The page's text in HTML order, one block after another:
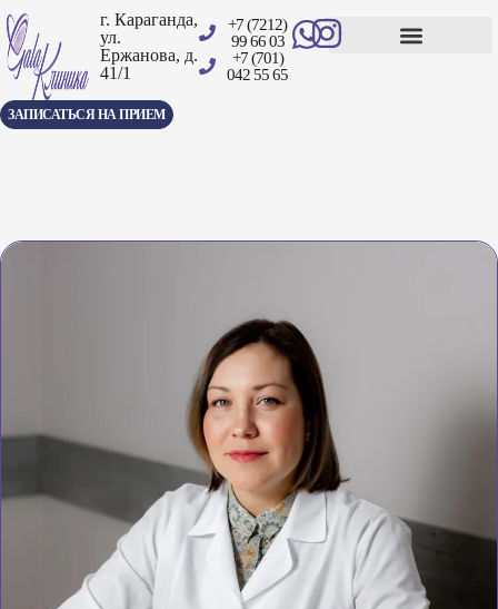
г. Караганда,
ул.
Ержанова, д.
41/1
+7 (7212)
99 66 03
+7 (701)
042 55 65
ЗАПИСАТЬСЯ НА ПРИЕМ